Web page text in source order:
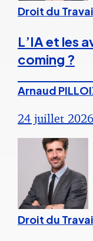
Droit du
L’IA et les
coming ?
Arnaud
24 juillet 2026
Droit du